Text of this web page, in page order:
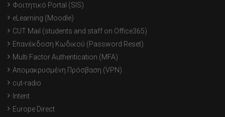
Φοιτητικό Portal (SIS)
eLearning (Moodle)
CUT Mail (students and staff on Office365)
Επανέκδοση Κωδικού (Password Reset)
Multi Factor Authentication (MFA)
Απομακρυσμένη Πρόσβαση (VPN)
cut-radio
Intent
Europe Direct